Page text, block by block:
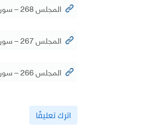
المجلس 268 – سورة الحج (5) من آية 47 – 78
المجلس 267 – سورة الحج (4) من آية 34 – 46
المجلس 266 – سورة الحج (3) من آية 25 – 33
اترك تعليقًا